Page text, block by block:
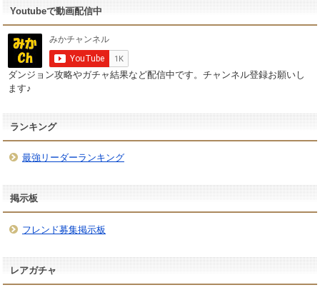
Youtubeで動画配信中
ダンジョン攻略やガチャ結果など配信中です。チャンネル登録お願いし
ます♪
ランキング
最強リーダーランキング
掲示板
フレンド募集掲示板
レアガチャ